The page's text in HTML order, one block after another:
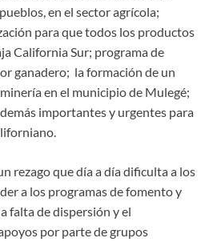
en el sector agrícola;
para que todos los productos
California Sur; programa de
ganadero; la formación de un
en el municipio de Mulegé;
importantes y urgentes para
rezago que día a día dificulta a los
a los programas de fomento y
falta de dispersión y el
por parte de grupos